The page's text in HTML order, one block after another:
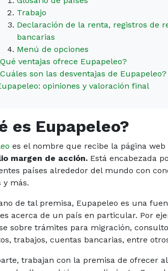
Trabajo
Declaración de la renta, registros de
bancarias
Menú de opciones
ventajas ofrece Eupapeleo?
son las desventajas de Eupapeleo?
opiniones y valoración final
es Eupapeleo?
es el nombre que recibe la página web
margen de acción. Está encabezada
países alrededor del mundo con
y más.
de tal premisa, Eupapeleo es una
acerca de un país en particular. Por
sobre trámites para migración,
trabajos, cuentas bancarias, entre
trabajan con la premisa de ofrecer